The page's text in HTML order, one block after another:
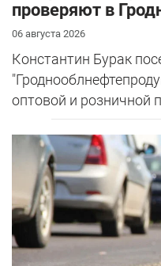
проверяют в
06 августа 2026
Константин Бурак
оптовой и розничной